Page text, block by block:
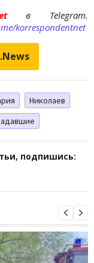
в Telegram.
korrespondentnet
Николаев
подпишись: